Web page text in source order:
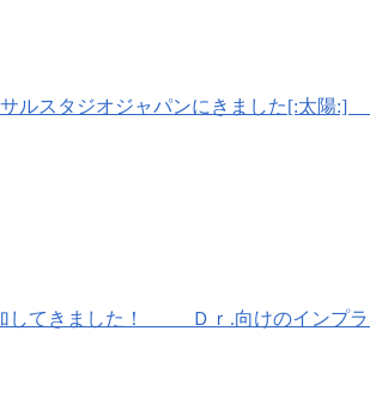
ルスタジオジャパンにきました[:太
てきました！ Ｄｒ.向けのインプ